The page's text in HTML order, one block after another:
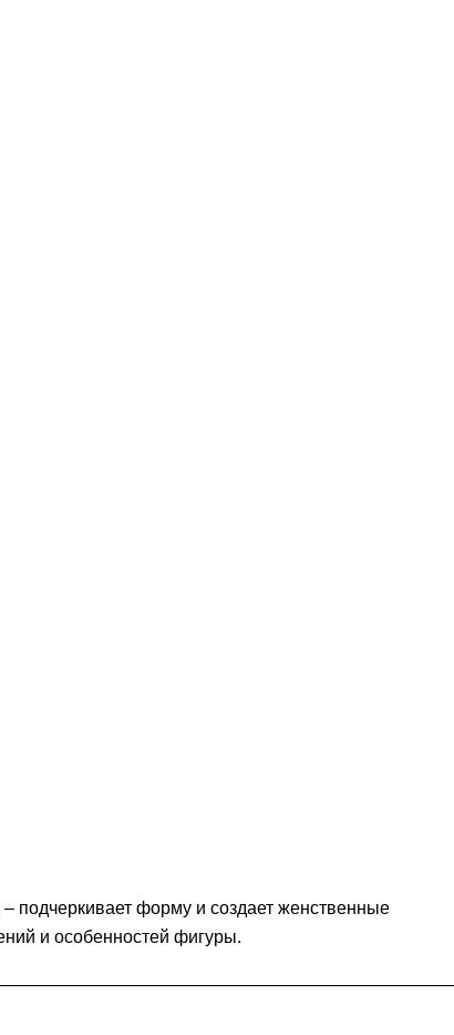
подчеркивает форму и создает женственные
и особенностей фигуры.